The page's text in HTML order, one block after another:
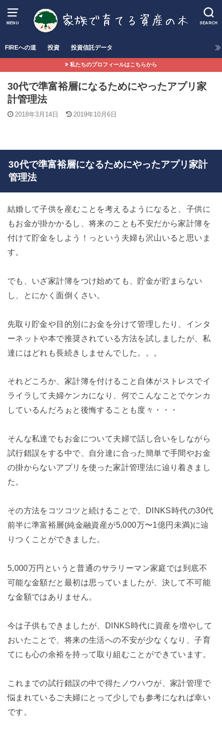
MENU SEARCH
FIREへの道 投資 投資信託データ
私たちのプロフィールはこちらから
30代で準富裕層になるためにやったアプリ家
計管理法
2018年3月14日 2019年10月6日
30代で準富裕層になるためにやったアプリ家計
管理法
結婚して子供を産むことを考えるようになると、子供に
もお金が掛かかるし、将来のことも不安だから家計簿を
付けて貯金をしよう！っという夫婦も沢山いると思いま
す。
でも、いざ家計簿をつけ始めても、貯金が貯まらない
し、とにかく面倒くさい。
先取り貯金や目的別にお金を分けて管理したり、インタ
ーネットや本で推奨されている方法を試しましたが、私
達にはどれも長続きしませんでした。。。
それどころか、家計簿を付けること自体がストレスでイ
ライラして夫婦ケンカになり、何でこんなことでケンカ
しているんだろぉと後悔することも度々・・・
そんな私達でもお金について夫婦で話し合いをしながら
試行錯誤をする中で、自分達に合った簡単で手間やお金
の掛からないアプリを使った家計管理法に辿り着きまし
た。
その方法をコツコツと続けることで、DINKS時代の30代
前半に準富裕層(純金融資産が5,000万〜1億円未満)に辿
りつくことができました。
5,000万円というと普通のサラリーマン家庭では到底不
可能な金額だと最初は思っていましたが、決して不可能
な金額ではありません。
今は子供もできましたが、DINKS時代に資産を増やして
おいたことで、将来の生活への不安が少なくなり、子育
てにも心の余裕を持って取り組むことができています。
これまでの試行錯誤の中で得たノウハウが、家計管理で
悩まれているご夫婦にとって少しでも参考になれば幸い
です。